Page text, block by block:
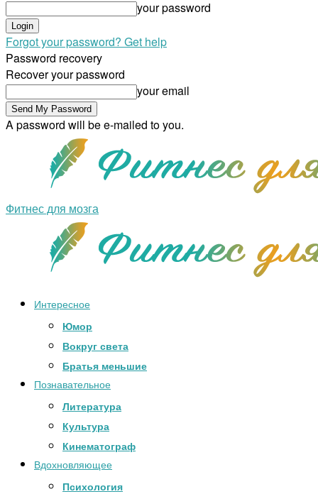
your password
Forgot your password? Get help
Password recovery
Recover your password
your email
A password will be e-mailed to you.
Фитнес для мозга
Интересное
Юмор
Вокруг света
Братья меньшие
Познавательное
Литература
Культура
Кинематограф
Вдохновляющее
Психология